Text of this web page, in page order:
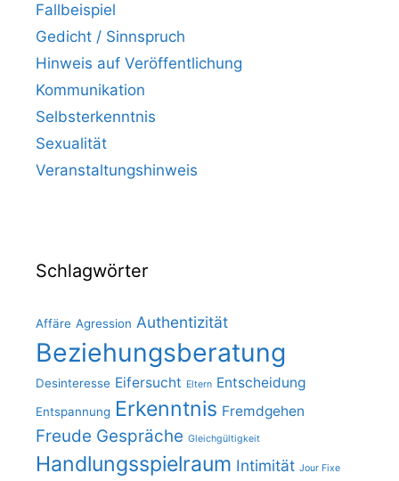
Fallbeispiel
Gedicht / Sinnspruch
Hinweis auf Veröffentlichung
Kommunikation
Selbsterkenntnis
Sexualität
Veranstaltungshinweis
Schlagwörter
Affäre Agression Authentizität
Beziehungsberatung
Desinteresse Eifersucht Eltern Entscheidung
Entspannung Erkenntnis Fremdgehen
Freude Gespräche Gleichgültigkeit
Handlungsspielraum Intimität Jour Fixe